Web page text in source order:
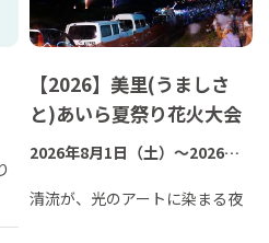
【2026】美里(うましさ
と)あいら夏祭り花火大会
2026年8月1日（土）～2026年8
清流が、光のアートに染まる夜